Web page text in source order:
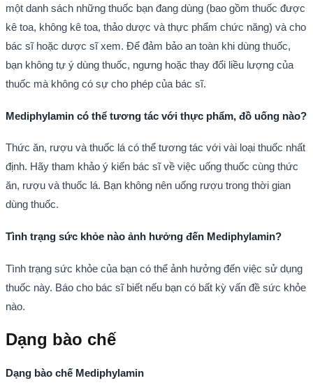
một danh sách những thuốc bạn đang dùng (bao gồm thuốc được
kê toa, không kê toa, thảo dược và thực phẩm chức năng) và cho
bác sĩ hoặc dược sĩ xem. Để đảm bảo an toàn khi dùng thuốc,
bạn không tự ý dùng thuốc, ngưng hoặc thay đổi liều lượng của
thuốc mà không có sự cho phép của bác sĩ.
Mediphylamin có thể tương tác với thực phẩm, đồ uống nào?
Thức ăn, rượu và thuốc lá có thể tương tác với vài loại thuốc nhất
định. Hãy tham khảo ý kiến bác sĩ về việc uống thuốc cùng thức
ăn, rượu và thuốc lá. Bạn không nên uống rượu trong thời gian
dùng thuốc.
Tình trạng sức khỏe nào ảnh hưởng đến Mediphylamin?
Tình trạng sức khỏe của bạn có thể ảnh hưởng đến việc sử dụng
thuốc này. Báo cho bác sĩ biết nếu bạn có bất kỳ vấn đề sức khỏe
nào.
Dạng bào chế
Dạng bào chế Mediphylamin